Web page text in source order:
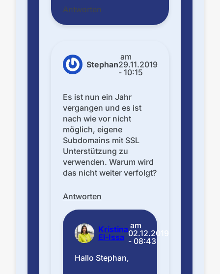
Antworten
Stephan
am
29.11.2019
- 10:15
Es ist nun ein Jahr
vergangen und es ist
nach wie vor nicht
möglich, eigene
Subdomains mit SSL
Unterstützung zu
verwenden. Warum wird
das nicht weiter verfolgt?
Antworten
Kristina
El-Issa
am
02.12.2019
- 08:43
Hallo Stephan,